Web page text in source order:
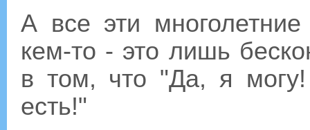
А все эти
кем-то - это лишь
в том, что "Да, я
есть!"